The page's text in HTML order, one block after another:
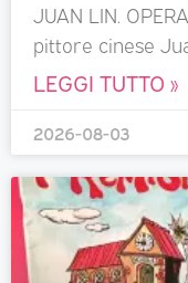
JUAN LIN.
pittore cinese
LEGGI TUTTO »
2026-08-03